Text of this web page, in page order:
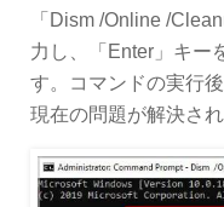
「Dism /Online /
力し、「Enter」キー
す。コマンドの実行
現在の問題が解決さ